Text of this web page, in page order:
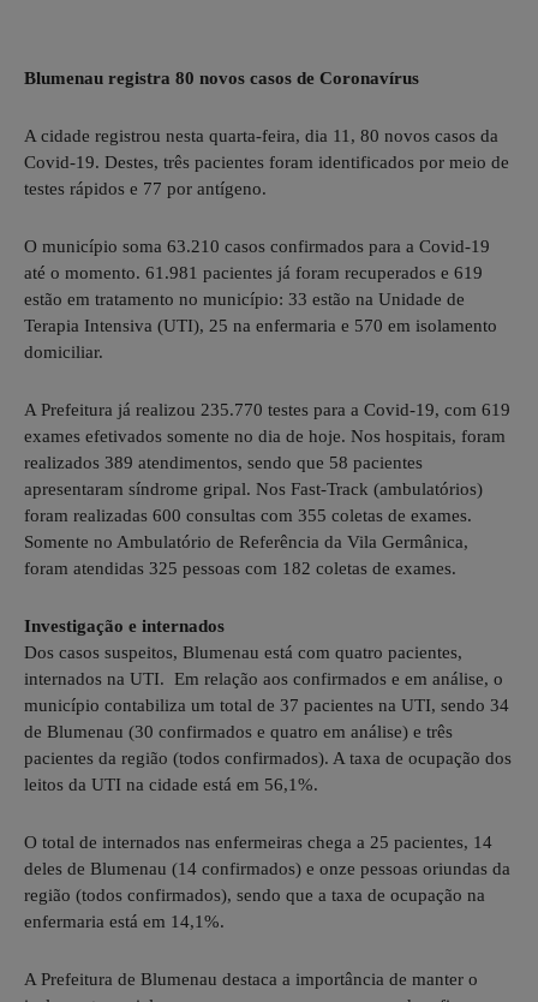
Blumenau registra 80 novos casos de Coronavírus
A cidade registrou nesta quarta-feira, dia 11, 80 novos casos da
Covid-19. Destes, três pacientes foram identificados por meio de
testes rápidos e 77 por antígeno.
O município soma 63.210 casos confirmados para a Covid-19
até o momento. 61.981 pacientes já foram recuperados e 619
estão em tratamento no município: 33 estão na Unidade de
Terapia Intensiva (UTI), 25 na enfermaria e 570 em isolamento
domiciliar.
A Prefeitura já realizou 235.770 testes para a Covid-19, com 619
exames efetivados somente no dia de hoje. Nos hospitais, foram
realizados 389 atendimentos, sendo que 58 pacientes
apresentaram síndrome gripal. Nos Fast-Track (ambulatórios)
foram realizadas 600 consultas com 355 coletas de exames.
Somente no Ambulatório de Referência da Vila Germânica,
foram atendidas 325 pessoas com 182 coletas de exames.
Investigação e internados
Dos casos suspeitos, Blumenau está com quatro pacientes,
internados na UTI. Em relação aos confirmados e em análise, o
município contabiliza um total de 37 pacientes na UTI, sendo 34
de Blumenau (30 confirmados e quatro em análise) e três
pacientes da região (todos confirmados). A taxa de ocupação dos
leitos da UTI na cidade está em 56,1%.
O total de internados nas enfermeiras chega a 25 pacientes, 14
deles de Blumenau (14 confirmados) e onze pessoas oriundas da
região (todos confirmados), sendo que a taxa de ocupação na
enfermaria está em 14,1%.
A Prefeitura de Blumenau destaca a importância de manter o